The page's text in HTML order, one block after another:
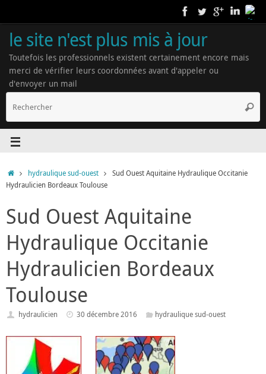
le site n'est plus mis à jour
Toutefois les professionnels existent certainement encore mais
merci de vérifier leurs coordonnées avant d'appeler ou
d'envoyer un mail
hydraulique sud-ouest
Sud Ouest Aquitaine Hydraulique Occitanie
Hydraulicien Bordeaux Toulouse
Sud Ouest Aquitaine
Hydraulique Occitanie
Hydraulicien Bordeaux
Toulouse
hydraulicien 30 décembre 2016 hydraulique sud-ouest